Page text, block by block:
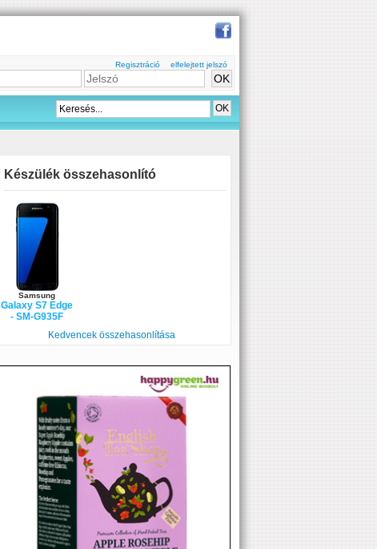
Regisztráció elfelejtett jelszó
Készülék összehasonlító
Samsung
Galaxy S7 Edge
- SM-G935F
Kedvencek összehasonlítása